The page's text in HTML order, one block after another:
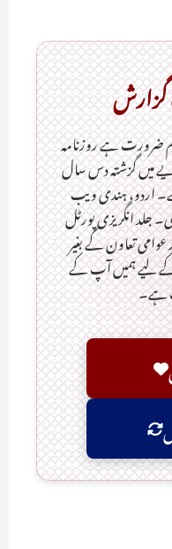
ضرورت ہےـ روزنامہ
میں گزشتہ دس سال
اردو، ہندی ویب
جلد انگریزی پورٹل
تعاون کے بغیر
لیے ہمیں آپ کے
ہے۔